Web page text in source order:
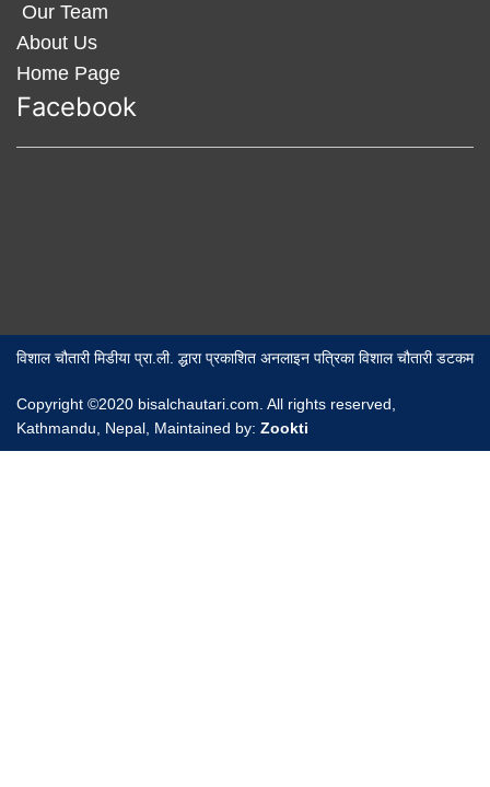
Our Team
About Us
Home Page
Facebook
विशाल चौतारी मिडीया प्रा.ली. द्धारा प्रकाशित अनलाइन पत्रिका विशाल चौतारी डटकम
Copyright ©2020 bisalchautari.com. All rights reserved,
Kathmandu, Nepal, Maintained by: Zookti